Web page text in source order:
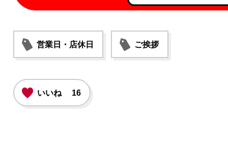
営業日・店休日 ご挨拶
いいね 16